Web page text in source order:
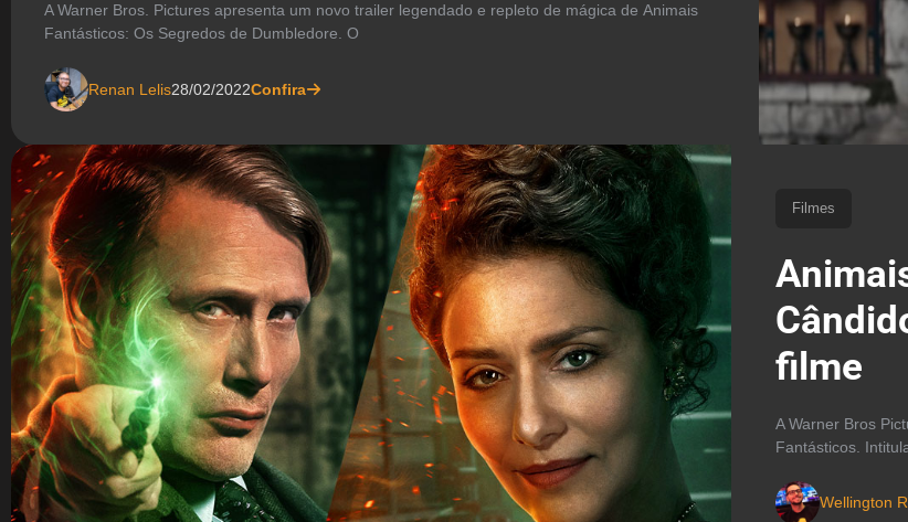
A Warner Bros. Pictures apresenta um novo trailer legendado e repleto de mágica de Animais
Fantásticos: Os Segredos de Dumbledore. O
Renan Lelis28/02/2022Confira
Filmes
filme
A Warner Bros
Fantásticos.
Wellington